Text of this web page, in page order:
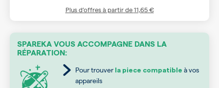
Plus d’offres à partir de11,65 €
SPAREKA VOUS ACCOMPAGNE DANS LA
RÉPARATION:
Pour trouver la piece compatible à vos
appareils